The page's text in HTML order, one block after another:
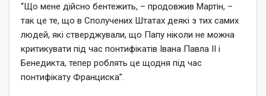
“Що мене дійсно бентежить, – продовжив Мартін, –
так це те, що в Сполучених Штатах деякі з тих самих
людей, які стверджували, що Папу ніколи не можна
критикувати під час понтифікатів Івана Павла II і
Бенедикта, тепер роблять це щодня під час
понтифікату Франциска”.